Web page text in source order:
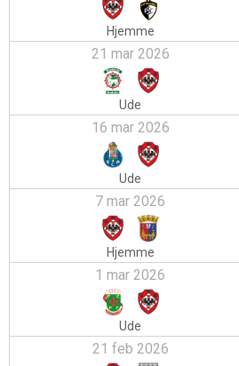
Hjemme
21 mar 2026
Ude
16 mar 2026
Ude
7 mar 2026
Hjemme
1 mar 2026
Ude
21 feb 2026